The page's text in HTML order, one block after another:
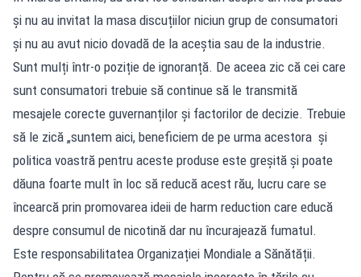
și nu au invitat la masa discuțiilor niciun grup de consumatori
și nu au avut nicio dovadă de la aceștia sau de la industrie.
Sunt mulți într-o poziție de ignoranță. De aceea zic că cei care
sunt consumatori trebuie să continue să le transmită
mesajele corecte guvernanților și factorilor de decizie. Trebuie
să le zică „suntem aici, beneficiem de pe urma acestora și
politica voastră pentru aceste produse este greșită și poate
dăuna foarte mult în loc să reducă acest rău, lucru care se
încearcă prin promovarea ideii de harm reduction care educă
despre consumul de nicotină dar nu încurajează fumatul.
Este responsabilitatea Organizației Mondiale a Sănătății.